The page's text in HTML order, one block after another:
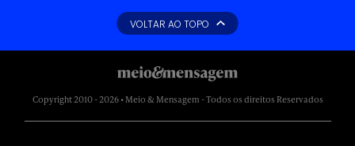
VOLTAR AO TOPO
Copyright 2010 - 2026 • Meio & Mensagem - Todos os direitos Reservados